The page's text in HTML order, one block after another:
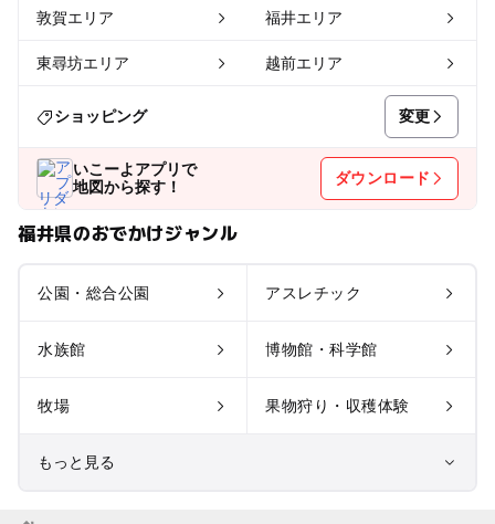
敦賀エリア 福井エリア
東尋坊エリア 越前エリア
ショッピング 変更
いこーよアプリで
地図から探す！
ダウンロード
福井県のおでかけジャンル
公園・総合公園 アスレチック
水族館 博物館・科学館
牧場 果物狩り・収穫体験
もっと見る